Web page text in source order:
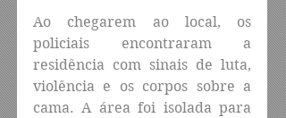
Ao chegarem ao local, os
policiais encontraram a
residência com sinais de luta,
violência e os corpos sobre a
cama. A área foi isolada para